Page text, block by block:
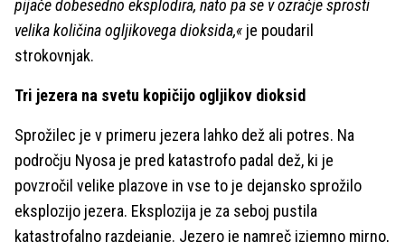
pijače dobesedno eksplodira, nato pa se v ozračje sprosti
velika količina ogljikovega dioksida,« je poudaril
strokovnjak.
Tri jezera na svetu kopičijo ogljikov dioksid
Sprožilec je v primeru jezera lahko dež ali potres. Na
področju Nyosa je pred katastrofo padal dež, ki je
povzročil velike plazove in vse to je dejansko sprožilo
eksplozijo jezera. Eksplozija je za seboj pustila
katastrofalno razdejanje. Jezero je namreč izjemno mirno,